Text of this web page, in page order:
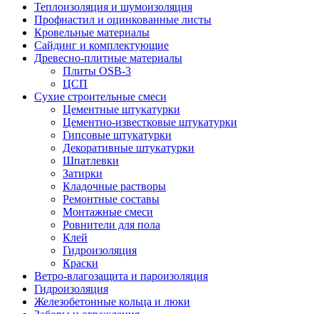
Теплоизоляция и шумоизоляция
Профнастил и оцинкованные листы
Кровельные материалы
Сайдинг и комплектующие
Древесно-плитные материалы
Плиты OSB-3
ЦСП
Сухие строительные смеси
Цементные штукатурки
Цементно-известковые штукатурки
Гипсовые штукатурки
Декоративные штукатурки
Шпатлевки
Затирки
Кладочные растворы
Ремонтные составы
Монтажные смеси
Ровнители для пола
Клей
Гидроизоляция
Краски
Ветро-влагозащита и пароизоляция
Гидроизоляция
Железобетонные кольца и люки